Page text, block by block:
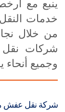
خدمات
من خلال
شركات نقل
وجميع أنحاء
شركة نقل عفش